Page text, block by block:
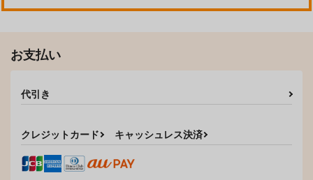
お支払い
代引き
クレジットカード キャッシュレス決済